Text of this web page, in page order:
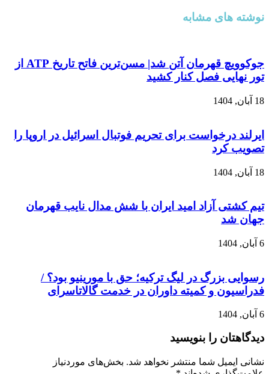
نوشته های مشابه
جوکوویچ قهرمان آتن شد| مسن‌ترین فاتح تاریخ ATP از
تور نهایی فصل کنار کشید
18 آبان, 1404
ایرلند درخواست برای تحریم فوتبال اسرائیل در اروپا را
تصویب کرد
18 آبان, 1404
تیم کشتی آزاد امید ایران با شش مدال نایب قهرمان
جهان شد
6 آبان, 1404
رسوایی بزرگ در لیگ ترکیه؛ حق با مورینیو بود؟ /
فدراسیون و کمیته داوران در خدمت گالاتاسرای
6 آبان, 1404
دیدگاهتان را بنویسید
نشانی ایمیل شما منتشر نخواهد شد. بخش‌های موردنیاز